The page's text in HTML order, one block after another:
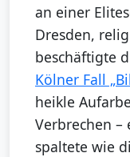
an einer
Dresden,
beschäftigte
Kölner Fall
heikle
Verbrechen –
spaltete wie